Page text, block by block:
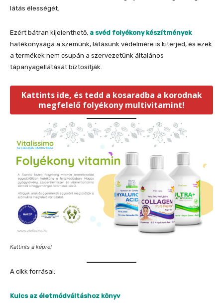
látás élességét.
Ezért bátran kijelenthető, a svéd folyékony készítmények
hatékonysága a szemünk, látásunk védelmére is kiterjed, és ezek
a termékek nem csupán a szervezetünk általános
tápanyagellátását biztosítják.
Kattints ide, és tedd a kosaradba a korodnak
megfelelő folyékony multivitamint!
Kattints a képre!
A cikk forrásai:
Kulcs az életmódváltáshoz könyv